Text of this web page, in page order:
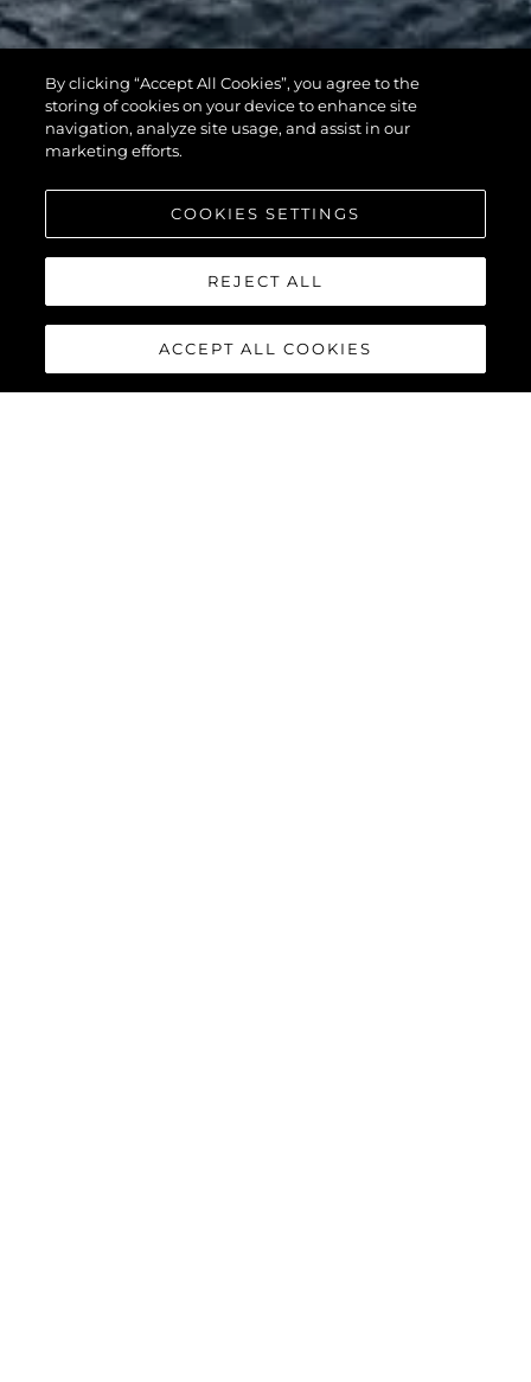
116 YACHT
By clicking “Accept All Cookies”, you agree to the
storing of cookies on your device to enhance site
navigation, analyze site usage, and assist in our
marketing efforts.
COOKIES SETTINGS
REJECT ALL
ACCEPT ALL COOKIES